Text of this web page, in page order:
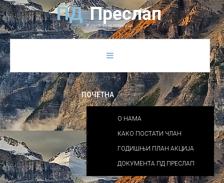
ПД Преслап
Живот то је планина
ПОЧЕТНА
О НАМА
КАКО ПОСТАТИ ЧЛАН
ГОДИШЊИ ПЛАН АКЦИЈА
ДОКУМЕНТА ПД ПРЕСЛАП
YearMonth
YearMonth